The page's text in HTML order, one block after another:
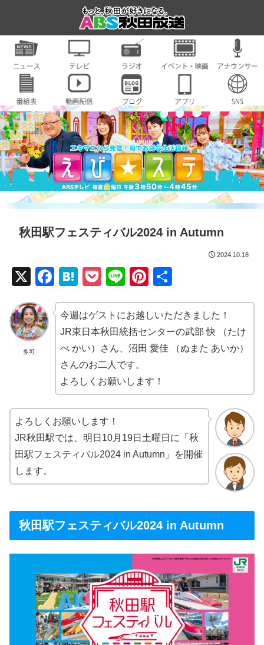
秋田駅フェスティバル2024 in Autumn
2024.10.18
X
F
c
e
b
o
o
k
H
e
n
a
P
ck
et
Li
e
Pi
er
e
st
多可
今週はゲストにお越しいただきました！
JR東日本秋田統括センターの武部 快 （たけ
べ かい）さん、沼田 愛佳 （ぬまた あいか）
さんのお二人です。
よろしくお願いします！
よろしくお願いします！
JR秋田駅では、明日10月19日土曜日に「秋
田駅フェスティバル2024 in Autumn」を開催
します。
秋田駅フェスティバル2024 in Autumn